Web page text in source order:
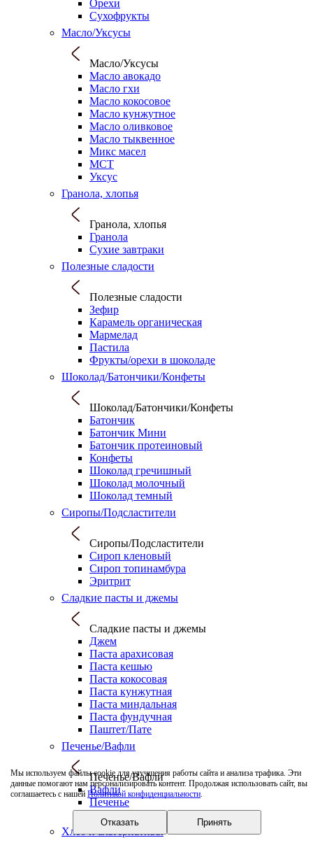
Мы используем файлы cookie для улучшения работы сайта и анализа трафика. Эти
данные помогают нам персонализировать контент. Продолжая использовать сайт, вы
соглашаетесь с нашей Политикой конфиденциальности.
Отказать Принять
Орехи
Сухофрукты
Масло/Уксусы
Масло/Уксусы
Масло авокадо
Масло гхи
Масло кокосовое
Масло кунжутное
Масло оливковое
Масло тыквенное
Микс масел
МСТ
Уксус
Гранола, хлопья
Гранола, хлопья
Гранола
Сухие завтраки
Полезные сладости
Полезные сладости
Зефир
Карамель органическая
Мармелад
Пастила
Фрукты/орехи в шоколаде
Шоколад/Батончики/Конфеты
Шоколад/Батончики/Конфеты
Батончик
Батончик Мини
Батончик протеиновый
Конфеты
Шоколад гречишный
Шоколад молочный
Шоколад темный
Сиропы/Подсластители
Сиропы/Подсластители
Сироп кленовый
Сироп топинамбура
Эритрит
Сладкие пасты и джемы
Сладкие пасты и джемы
Джем
Паста арахисовая
Паста кешью
Паста кокосовая
Паста кунжутная
Паста миндальная
Паста фундучная
Паштет/Пате
Печенье/Вафли
Печенье/Вафли
Вафли
Печенье
Печенье протеиновое
Хлеб и альтернативы